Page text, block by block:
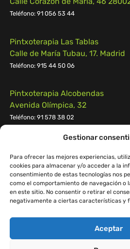
Gestionar
Para ofrecer las mejores experiencias,
cookies para almacenar y/o acceder a la
consentimiento de estas tecnologías nos
como el comportamiento de navegación o
en este sitio. No consentir o retirar el
negativamente a ciertas características y
Aceptar
Teléfono: 91 056 53 44
Pintxoterapia Las Tablas
Calle de María Tubau, 17. Madrid
Teléfono: 915 44 50 06
Pintxoterapia Alcobendas
Avenida Olímpica, 32
Teléfono: 91 578 38 02
Calle Campomanes n.º 55,
Teléfono:91 539 55 29
D&D Web: